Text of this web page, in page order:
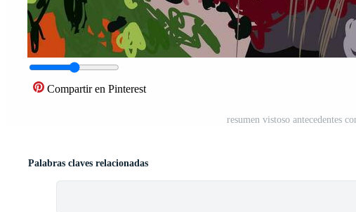
Compartir en Pinterest
resumen vistoso antecedentes
Palabras claves relacionadas